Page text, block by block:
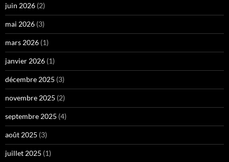
juin 2026 (2)
mai 2026 (3)
mars 2026 (1)
janvier 2026 (1)
décembre 2025 (3)
novembre 2025 (2)
septembre 2025 (4)
août 2025 (3)
juillet 2025 (1)